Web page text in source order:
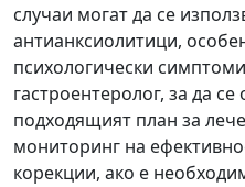
случаи могат да се
антианксиолитици,
психологически
гастроентеролог, за да
подходящият план за
мониторинг на
корекции, ако е